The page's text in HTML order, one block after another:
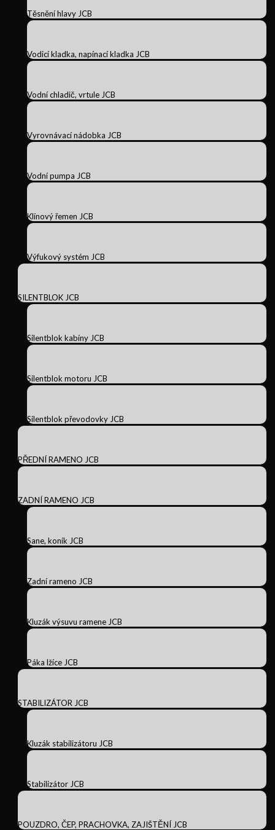
Těsnění hlavy JCB
Vodicí kladka, napínací kladka JCB
Vodní chladič, vrtule JCB
Vyrovnávací nádobka JCB
Vodní pumpa JCB
Klínový řemen JCB
Výfukový systém JCB
SILENTBLOK JCB
Silentblok kabíny JCB
Silentblok motoru JCB
Silentblok převodovky JCB
PŘEDNÍ RAMENO JCB
ZADNÍ RAMENO JCB
Sane, koník JCB
Zadní rameno JCB
Kluzák výsuvu ramene JCB
Páka lžíce JCB
STABILIZÁTOR JCB
Kluzák stabilizátoru JCB
Stabilizátor JCB
POUZDRO, ČEP, PRACHOVKA, ZAJIŠTĚNÍ JCB